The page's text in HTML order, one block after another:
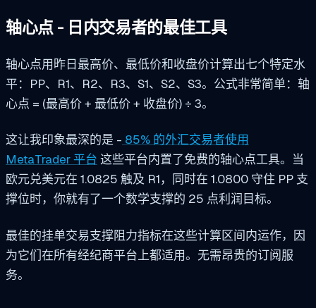
轴心点 - 日内交易者的最佳工具
轴心点用昨日最高价、最低价和收盘价计算出七个特定水
平：PP、R1、R2、R3、S1、S2、S3。公式非常简单：轴
心点 = (最高价 + 最低价 + 收盘价) ÷ 3。
这让我印象最深的是 - 85% 的外汇交易者使用
MetaTrader 平台 这些平台内置了免费的轴心点工具。当
欧元兑美元在 1.0825 触及 R1，同时在 1.0800 守住 PP 支
撑位时，你就有了一个数学支撑的 25 点利润目标。
最佳的挂单交易支撑阻力指标在这些计算区间内运作，因
为它们在所有经纪商平台上都适用。无需昂贵的订阅服
务。